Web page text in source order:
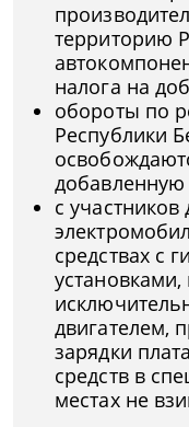
территорию
налога на
обороты по
Республики
добавленную
с
средствах с
двигателем,
зарядки
средств в
местах не